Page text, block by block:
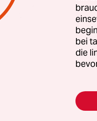
Zeit? Etwas, das
wird, so
Elfriede
zu
„Sonne“ ist
Bräune zu
bei
die